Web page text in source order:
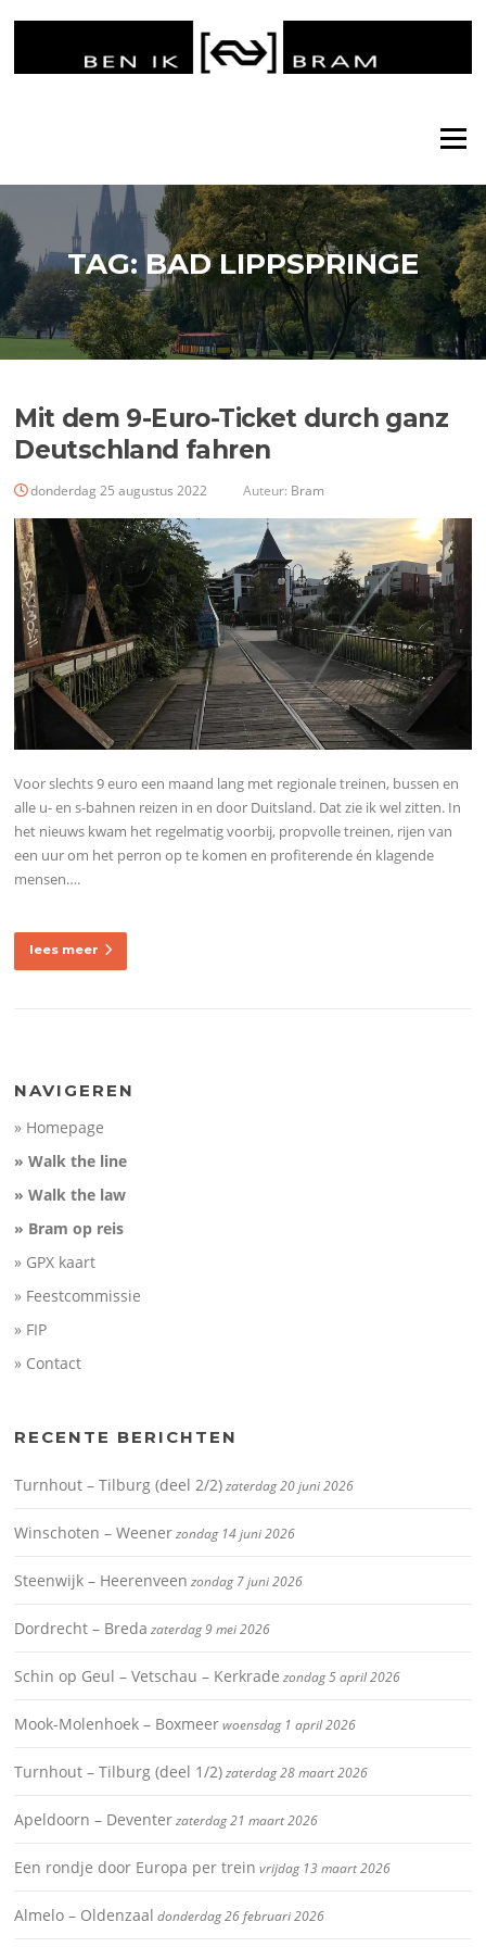
Menu
TAG:BAD LIPPSPRINGE
Mit dem 9-Euro-Ticket durch ganz
Deutschland fahren
donderdag 25 augustus 2022 Auteur: Bram
Voor slechts 9 euro een maand lang met regionale treinen, bussen en
alle u- en s-bahnen reizen in en door Duitsland. Dat zie ik wel zitten. In
het nieuws kwam het regelmatig voorbij, propvolle treinen, rijen van
een uur om het perron op te komen en profiterende én klagende
mensen….
lees meer
NAVIGEREN
» Homepage
» Walk the line
» Walk the law
» Bram op reis
» GPX kaart
» Feestcommissie
» FIP
» Contact
RECENTE BERICHTEN
Turnhout – Tilburg (deel 2/2)zaterdag 20 juni 2026
Winschoten – Weenerzondag 14 juni 2026
Steenwijk – Heerenveen zondag 7 juni 2026
Dordrecht – Breda zaterdag 9 mei 2026
Schin op Geul – Vetschau – Kerkrade zondag 5 april 2026
Mook-Molenhoek – Boxmeerwoensdag 1 april 2026
Turnhout – Tilburg (deel 1/2)zaterdag 28 maart 2026
Apeldoorn – Deventerzaterdag 21 maart 2026
Een rondje door Europa per trein vrijdag 13 maart 2026
Almelo – Oldenzaal donderdag 26 februari 2026